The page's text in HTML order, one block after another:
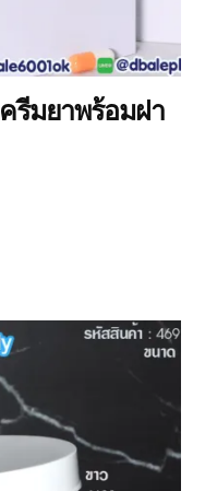
รีมยาพร้อมฝา